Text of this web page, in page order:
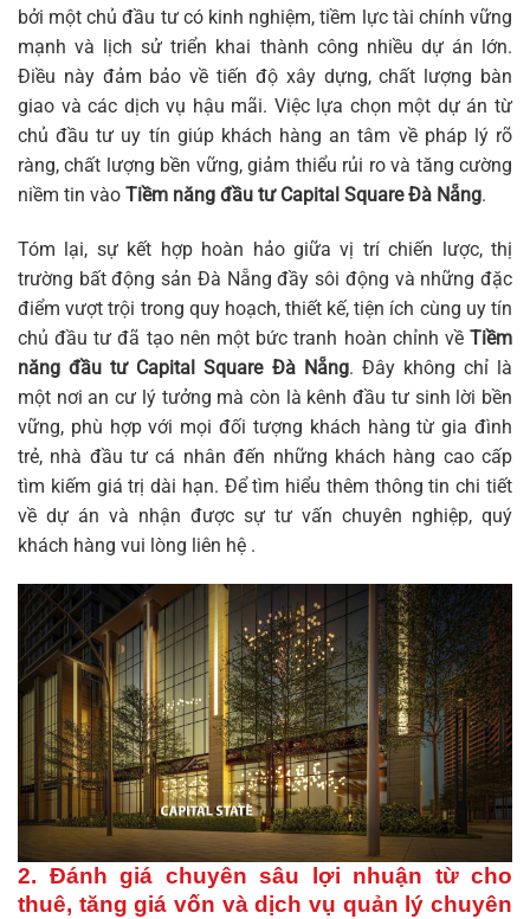
bởi một chủ đầu tư có kinh nghiệm, tiềm lực tài chính vững
mạnh và lịch sử triển khai thành công nhiều dự án lớn.
Điều này đảm bảo về tiến độ xây dựng, chất lượng bàn
giao và các dịch vụ hậu mãi. Việc lựa chọn một dự án từ
chủ đầu tư uy tín giúp khách hàng an tâm về pháp lý rõ
ràng, chất lượng bền vững, giảm thiểu rủi ro và tăng cường
niềm tin vào Tiềm năng đầu tư Capital Square Đà Nẵng.
Tóm lại, sự kết hợp hoàn hảo giữa vị trí chiến lược, thị
trường bất động sản Đà Nẵng đầy sôi động và những đặc
điểm vượt trội trong quy hoạch, thiết kế, tiện ích cùng uy tín
chủ đầu tư đã tạo nên một bức tranh hoàn chỉnh về Tiềm
năng đầu tư Capital Square Đà Nẵng. Đây không chỉ là
một nơi an cư lý tưởng mà còn là kênh đầu tư sinh lời bền
vững, phù hợp với mọi đối tượng khách hàng từ gia đình
trẻ, nhà đầu tư cá nhân đến những khách hàng cao cấp
tìm kiếm giá trị dài hạn. Để tìm hiểu thêm thông tin chi tiết
về dự án và nhận được sự tư vấn chuyên nghiệp, quý
khách hàng vui lòng liên hệ .
2. Đánh giá chuyên sâu lợi nhuận từ cho
thuê, tăng giá vốn và dịch vụ quản lý chuyên